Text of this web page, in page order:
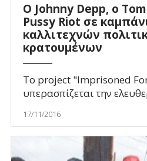
Ο Johnny Depp, o
Pussy Riot σε
καλλιτεχνών
κρατουμένων
Το project "Imprisoned
υπερασπίζεται την
17/11/2016